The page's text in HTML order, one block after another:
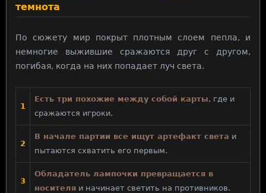
темнота
По сюжету мир покрыт плотным слоем пепла, и
немногие выжившие сражаются друг с другом,
погибая, когда на них попадает луч света.
1
Есть три похожие между собой карты, где и
сражаются игроки.
2
В начале партии все ищут артефакт света и
пытаются схватить его первым.
3
Обладатель лампочки превращается в
носителя и начинает светить на противников.